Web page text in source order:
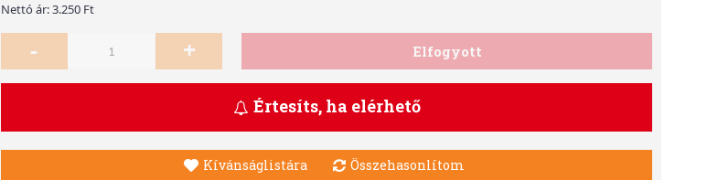
Nettó ár: 3.250 Ft
- + Elfogyott
Értesíts, ha elérhető
Kívánságlistára Összehasonlítom